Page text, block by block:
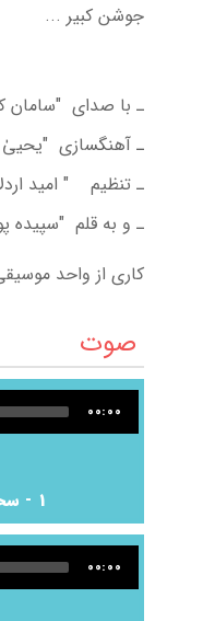
جوشن کبیر ...
ـ با صدای "سامان
ـ آهنگسازی
ـ تنظیم " امید
ـ و به قلم "سپیده
کاری از واحد
صوت
Player
00:00
1 - سحر دهم - اسم «یا مُبَدِل»
Player
00:00